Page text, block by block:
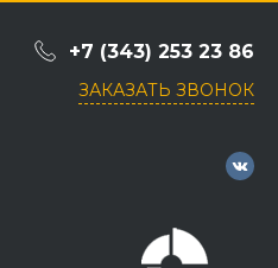
+7 (343) 253 23 86
ЗАКАЗАТЬ ЗВОНОК